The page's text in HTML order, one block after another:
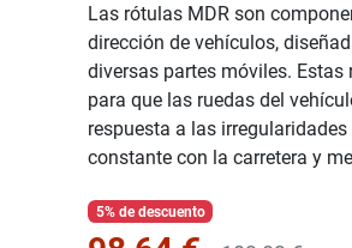
Las rótulas MDR son
dirección de vehículos,
diversas partes móviles.
para que las ruedas del
respuesta a las
constante con la carretera y
5% de descuento